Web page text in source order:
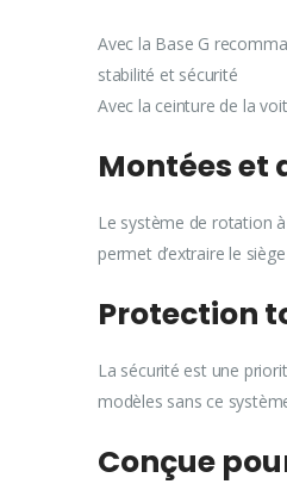
Avec la Base G
stabilité et sécurité
Avec la ceinture de la
Montées et
Le système de rotation
permet d’extraire le
Protection
La sécurité est une
modèles sans ce
Conçue